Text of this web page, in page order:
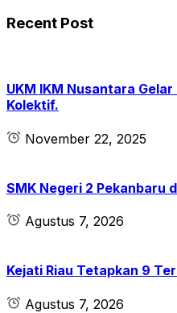
Recent Post
UKM IKM Nusantara
Kolektif.
November 22, 2025
SMK Negeri 2 Pekanbaru
Agustus 7, 2026
Kejati Riau Tetapkan 9
Agustus 7, 2026